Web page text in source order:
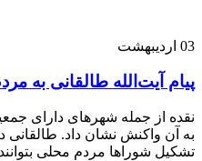
03 اردیبهشت
پیام آیت‌الله طالقانی به
نقده از جمله شهرهای دارای
به آن واکنش نشان داد.
تشکیل شوراها مردم محلی